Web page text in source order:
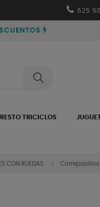
625
RESTO TRICICLOS
CON RUEDAS Correpasillos